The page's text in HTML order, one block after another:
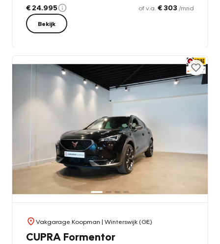
€ 24.995 of v.a. € 303 /mnd
Bekijk
Vakgarage Koopman | Winterswijk (GE)
CUPRA Formentor